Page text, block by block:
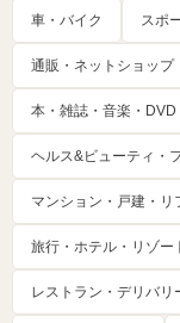
車・バイク スポ
通販・ネットショップ
本・雑誌・音楽・
ヘルス&ビューティ・
マンション・戸建・
旅行・ホテル・リゾー
レストラン・デリバリ